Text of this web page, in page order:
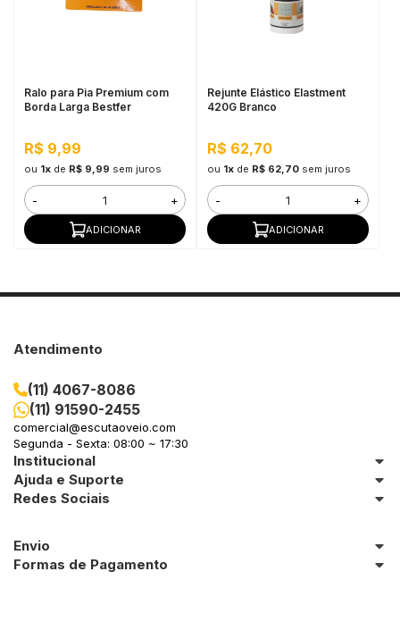
Ralo para Pia Premium com
Borda Larga Bestfer
R$ 9,99
ou 1xde R$ 9,99 sem juros
- +
ADICIONAR
Rejunte Elástico Elastment
420G Branco
R$ 62,70
ou 1xde R$ 62,70 sem juros
- +
ADICIONAR
Atendimento
(11) 4067-8086
(11) 91590-2455
comercial@escutaoveio.com
Segunda - Sexta: 08:00 ~ 17:30
Institucional
Ajuda e Suporte
Redes Sociais
Envio
Formas de Pagamento